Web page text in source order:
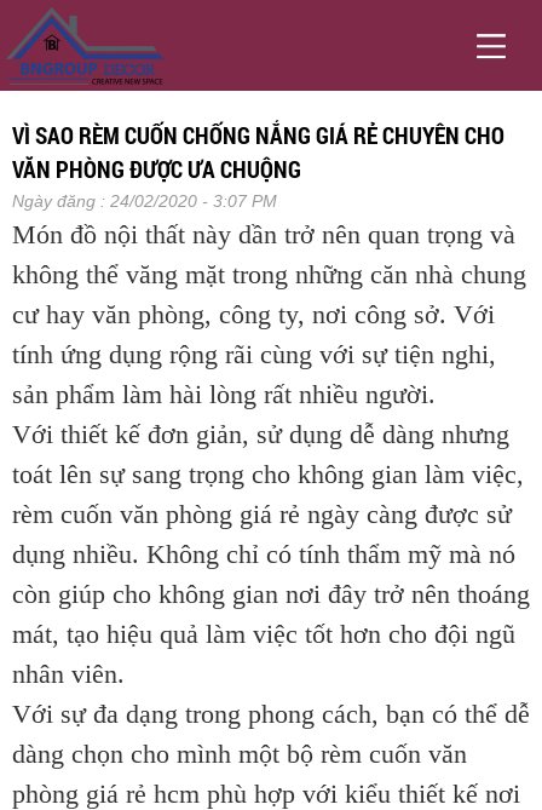
VÌ SAO RÈM CUỐN CHỐNG NẮNG GIÁ RẺ CHUYÊN CHO
VĂN PHÒNG ĐƯỢC ƯA CHUỘNG
Ngày đăng : 24/02/2020 - 3:07 PM
Món đồ nội thất này dần trở nên quan trọng và
không thể văng mặt trong những căn nhà chung
cư hay văn phòng, công ty, nơi công sở. Với
tính ứng dụng rộng rãi cùng với sự tiện nghi,
sản phẩm làm hài lòng rất nhiều người.
Với thiết kế đơn giản, sử dụng dễ dàng nhưng
toát lên sự sang trọng cho không gian làm việc,
rèm cuốn văn phòng giá rẻ ngày càng được sử
dụng nhiều. Không chỉ có tính thẩm mỹ mà nó
còn giúp cho không gian nơi đây trở nên thoáng
mát, tạo hiệu quả làm việc tốt hơn cho đội ngũ
nhân viên.
Với sự đa dạng trong phong cách, bạn có thể dễ
dàng chọn cho mình một bộ rèm cuốn văn
phòng giá rẻ hcm phù hợp với kiểu thiết kế nơi